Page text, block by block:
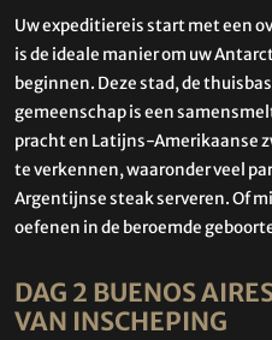
Uw expeditiereis start met een
is de ideale manier om uw
beginnen. Deze stad, de
gemeenschap is een
pracht en Latijns-Amerikaanse
te verkennen, waaronder veel
Argentijnse steak serveren. Of
oefenen in de beroemde
DAG 2 BUENOS
VAN INSCHEPING